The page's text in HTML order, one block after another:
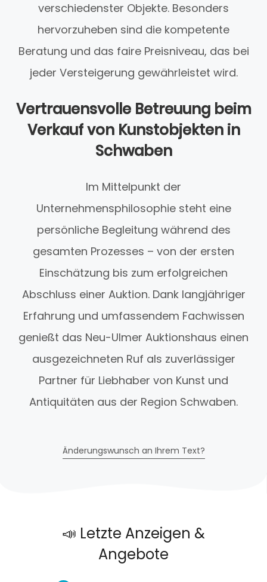
verschiedenster Objekte. Besonders
hervorzuheben sind die kompetente
Beratung und das faire Preisniveau, das bei
jeder Versteigerung gewährleistet wird.
Vertrauensvolle Betreuung beim
Verkauf von Kunstobjekten in
Schwaben
Im Mittelpunkt der
Unternehmensphilosophie steht eine
persönliche Begleitung während des
gesamten Prozesses – von der ersten
Einschätzung bis zum erfolgreichen
Abschluss einer Auktion. Dank langjähriger
Erfahrung und umfassendem Fachwissen
genießt das Neu-Ulmer Auktionshaus einen
ausgezeichneten Ruf als zuverlässiger
Partner für Liebhaber von Kunst und
Antiquitäten aus der Region Schwaben.
Änderungswunsch an Ihrem Text?